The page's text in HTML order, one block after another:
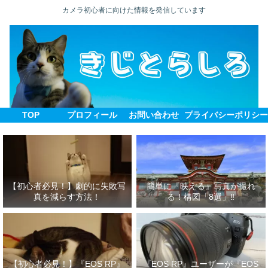
カメラ初心者に向けた情報を発信しています
TOP プロフィール お問い合わせ プライバシーポリシー
【初心者必見！】劇的に失敗写
真を減らす方法！
簡単に『映える』写真が撮れ
る！構図「8選」‼
【初心者必見！】『EOS RP』 『EOS RP』ユーザーが『EOS